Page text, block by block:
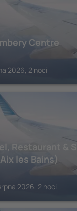
Centre
2026, 2 noci
Restaurant &
les Bains)
2026, 2 noci